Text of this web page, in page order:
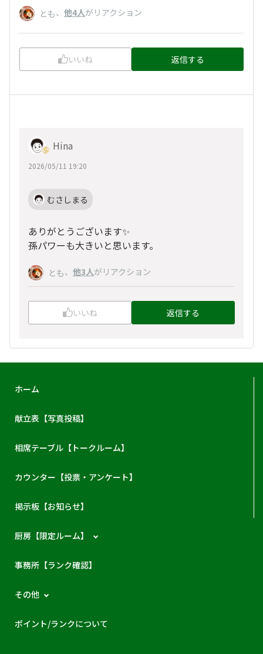
とも、 他4人がリアクション
いいね 返信する
Hina
2026/05/11 19:20
むさしまる
ありがとうございます✨
孫パワーも大きいと思います。
とも、 他3人がリアクション
いいね 返信する
ホーム
献立表【写真投稿】
相席テーブル【トークルーム】
カウンター【投票・アンケート】
掲示板【お知らせ】
厨房【限定ルーム】
事務所【ランク確認】
その他
ポイント/ランクについて